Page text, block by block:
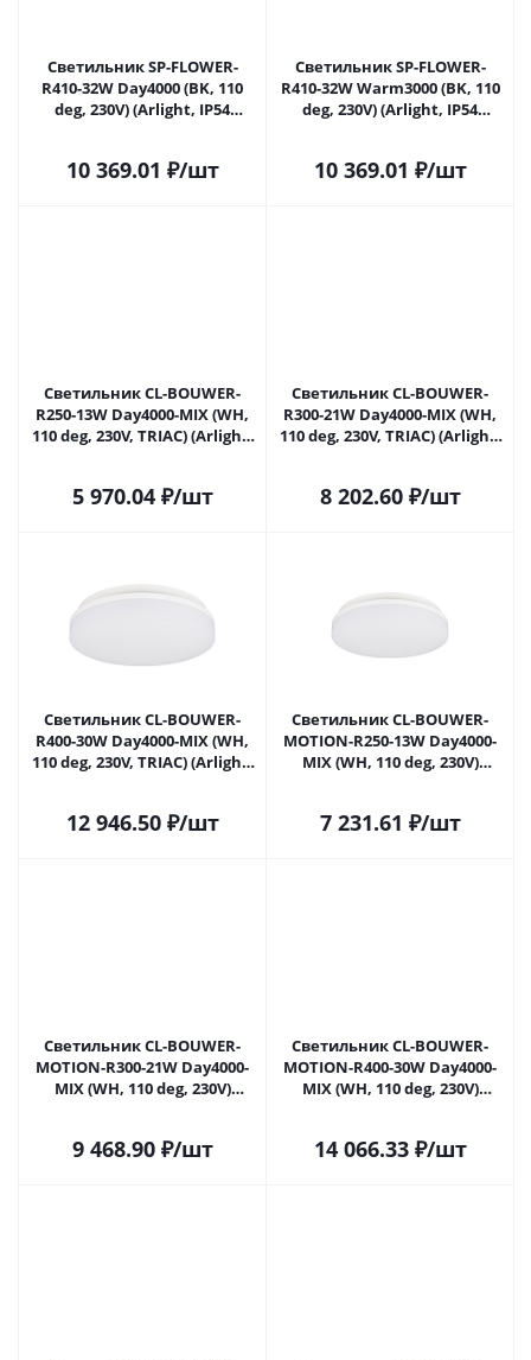
Светильник SP-FLOWER-
R410-32W Day4000 (BK, 110
deg, 230V) (Arlight, IP54
10 369.01 ₽/шт
Светильник SP-FLOWER-
R410-32W Warm3000 (BK, 110
deg, 230V) (Arlight, IP54
10 369.01 ₽/шт
Светильник CL-BOUWER-
R250-13W Day4000-MIX (WH,
110 deg, 230V, TRIAC) (Arlight,
5 970.04₽/шт
Светильник CL-BOUWER-
R300-21W Day4000-MIX (WH,
110 deg, 230V, TRIAC) (Arlight,
8 202.60₽/шт
Светильник CL-BOUWER-
R400-30W Day4000-MIX (WH,
110 deg, 230V, TRIAC) (Arlight,
12 946.50₽/шт
Светильник CL-BOUWER-
MOTION-R250-13W Day4000-
MIX (WH, 110 deg, 230V)
7 231.61 ₽/шт
Светильник CL-BOUWER-
MOTION-R300-21W Day4000-
MIX (WH, 110 deg, 230V)
9 468.90₽/шт
Светильник CL-BOUWER-
MOTION-R400-30W Day4000-
MIX (WH, 110 deg, 230V)
14 066.33₽/шт